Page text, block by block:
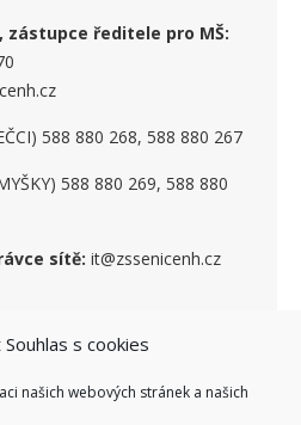
s cookies
našich webových stránek a našich
zástupce ředitele pro MŠ:
588 880 268, 588 880 267
588 880 269, 588 880
sítě: it@zssenicenh.cz
SÍTĚ